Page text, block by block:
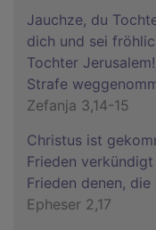
Jauchze, du
dich und sei
Tochter
Strafe
Zefanja 3,14-15
Christus ist
Frieden
Frieden denen, die
Epheser 2,17